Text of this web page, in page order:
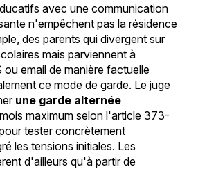
avec une communication
n'empêchent pas la résidence
des parents qui divergent sur
mais parviennent à
email de manière factuelle
ce mode de garde. Le juge
une garde alternée
maximum selon l'article 373-
tester concrètement
les tensions initiales. Les
d'ailleurs qu'à partir de